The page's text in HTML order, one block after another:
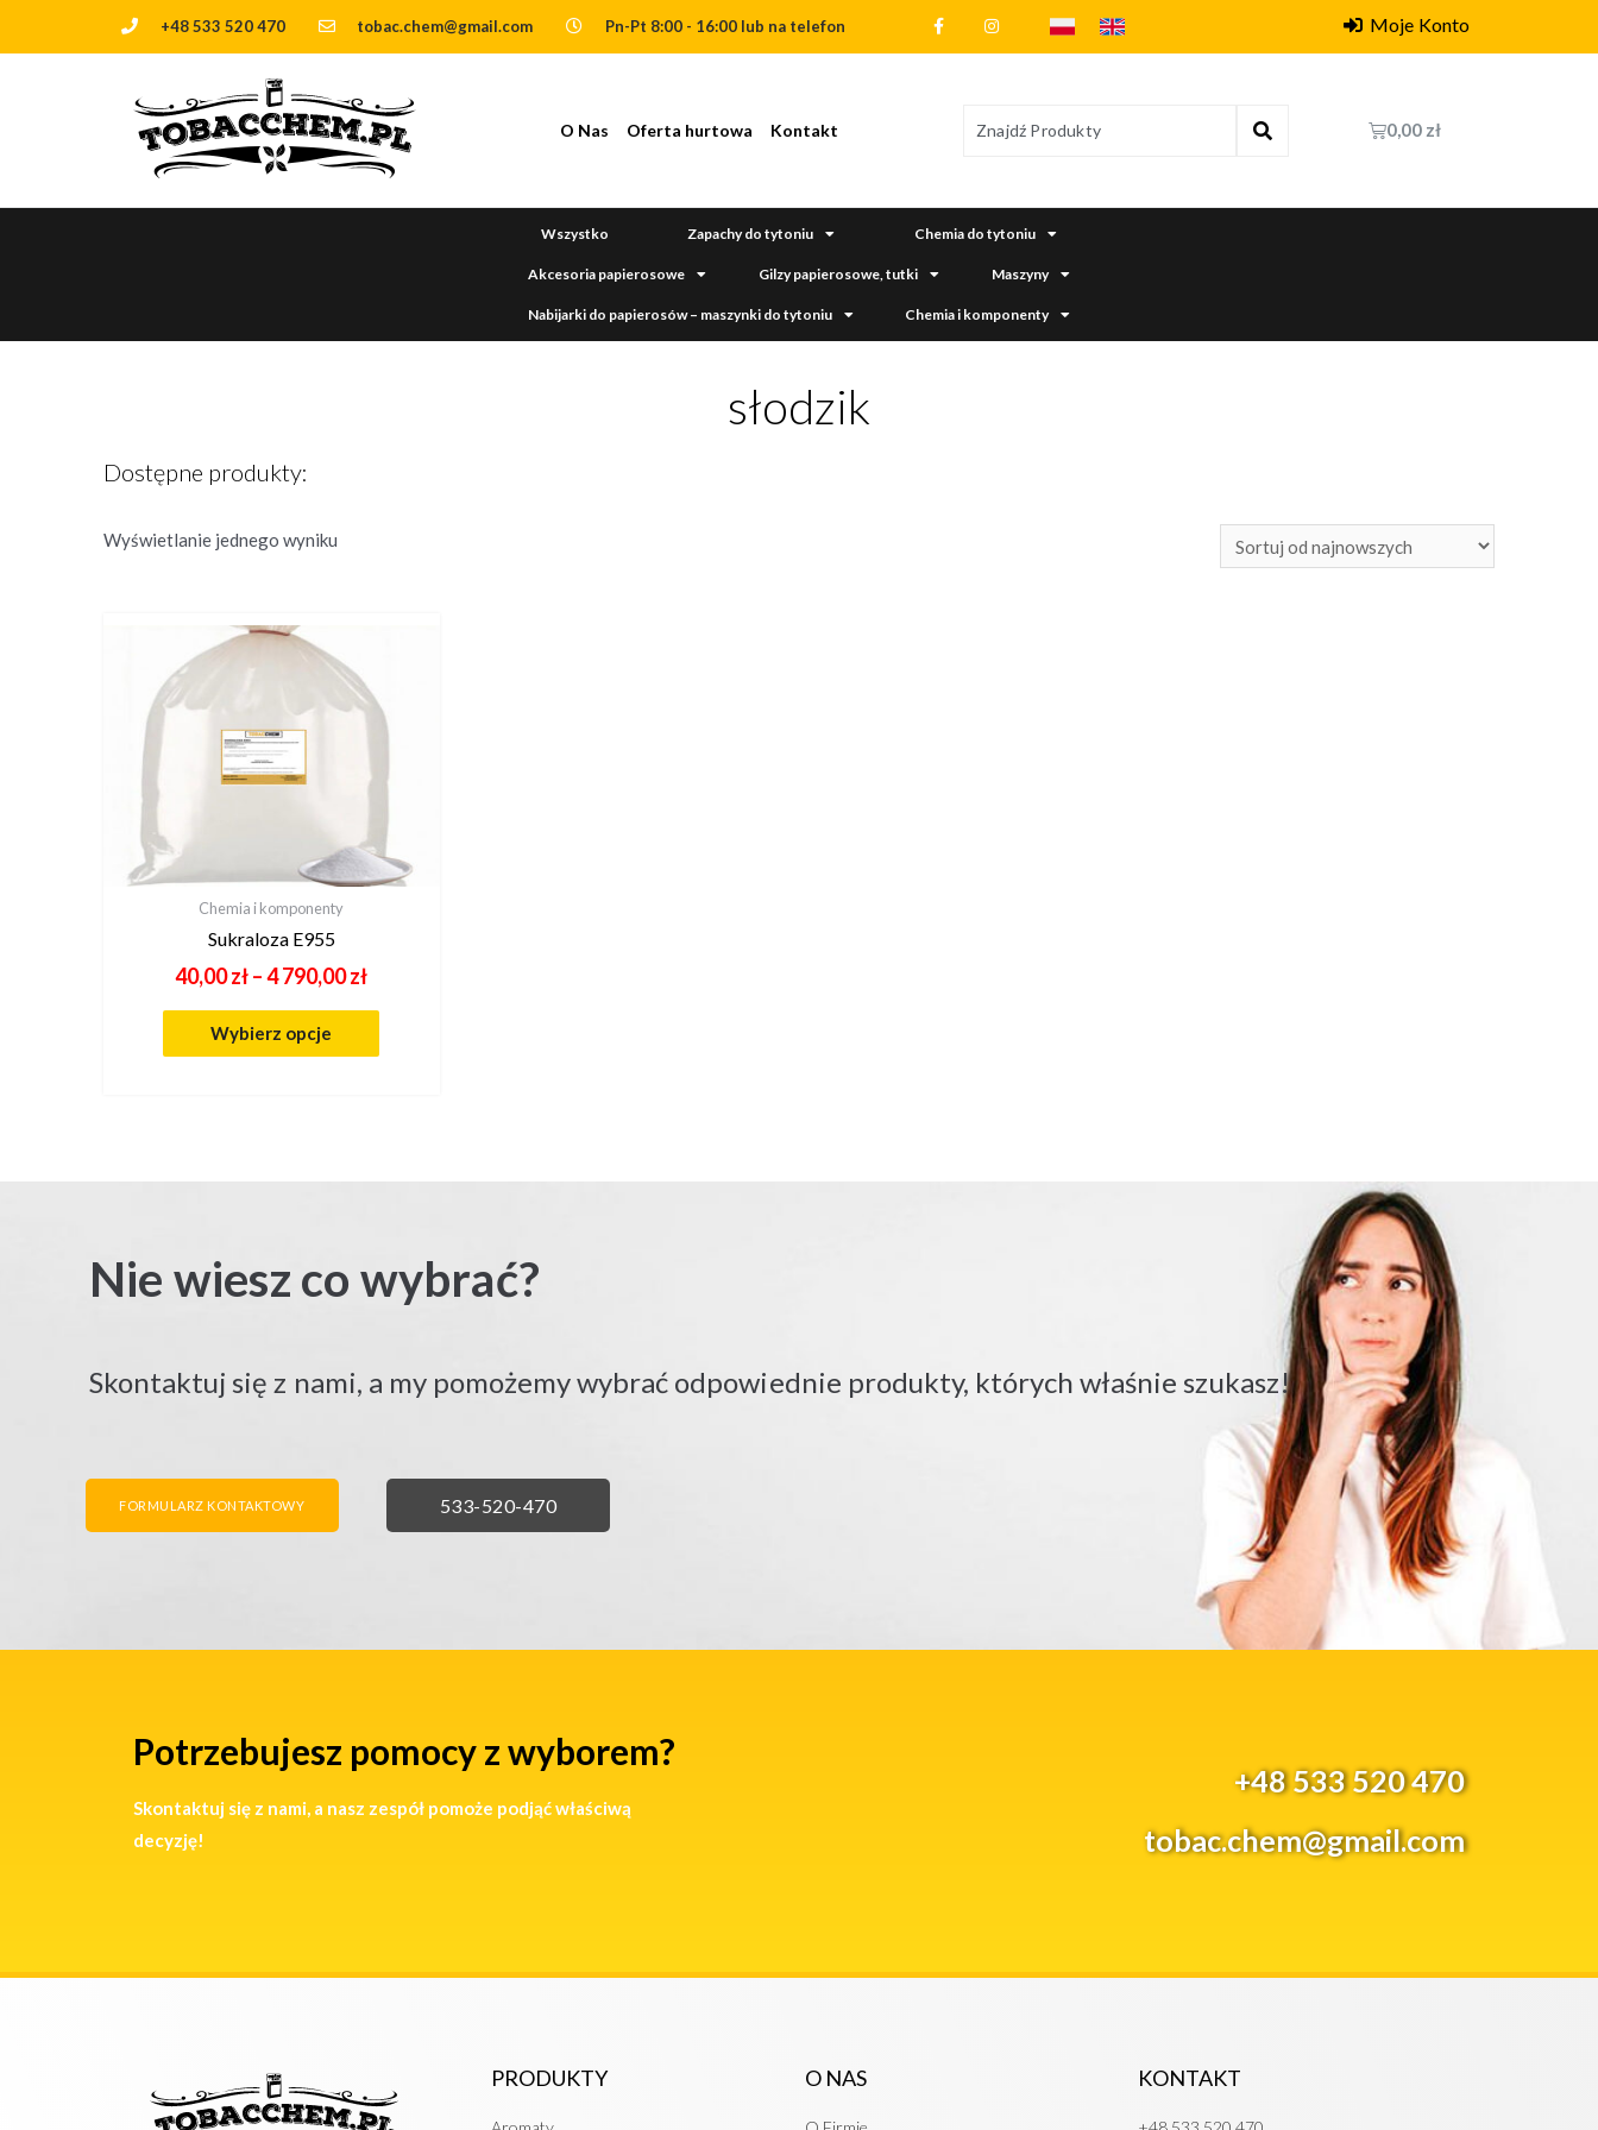
+48 533 520 470 tobac.chem@gmail.com Pn-Pt 8:00 - 16:00 lub na telefon Moje Konto
O Nas Oferta hurtowa Kontakt 0,00 zł
Wszystko Zapachy do tytoniu Chemia do tytoniu
Akcesoria papierosowe Gilzy papierosowe, tutki Maszyny
Nabijarki do papierosów – maszynki do tytoniu Chemia i komponenty
słodzik
Dostępne produkty:
Wyświetlanie jednego wyniku
Chemia i komponenty
Sukraloza E955
40,00zł–4 790,00zł
Wybierz opcje
Nie wiesz co wybrać?
Skontaktuj się z nami, a my pomożemy wybrać odpowiednie produkty, których właśnie szukasz!
FORMULARZ KONTAKTOWY 533-520-470
Potrzebujesz pomocy z wyborem?
Skontaktuj się z nami, a nasz zespół pomoże podjąć właściwą
decyzję!
+48 533 520 470
tobac.chem@gmail.com
PRODUKTY O NAS KONTAKT